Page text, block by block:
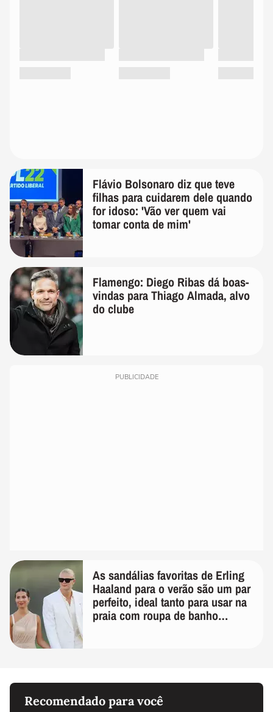
Flávio Bolsonaro diz que teve
filhas para cuidarem dele quando
for idoso: 'Vão ver quem vai
tomar conta de mim'
Flamengo: Diego Ribas dá boas-
vindas para Thiago Almada, alvo
do clube
PUBLICIDADE
As sandálias favoritas de Erling
Haaland para o verão são um par
perfeito, ideal tanto para usar na
praia com roupa de banho
Recomendado para você